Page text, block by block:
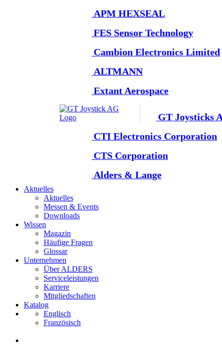
APM HEXSEAL
FES Sensor Technology
Cambion Electronics Limited
ALTMANN
Extant Aerospace
GT Joysticks
CTI Electronics Corporation
CTS Corporation
Alders & Lange
Aktuelles
Aktuelles
Messen & Events
Downloads
Wissen
Magazin
Häufige Fragen
Glossar
Unternehmen
Über ALDERS
Serviceleistungen
Karriere
Mitgliedschaften
Katalog
Englisch
Französisch